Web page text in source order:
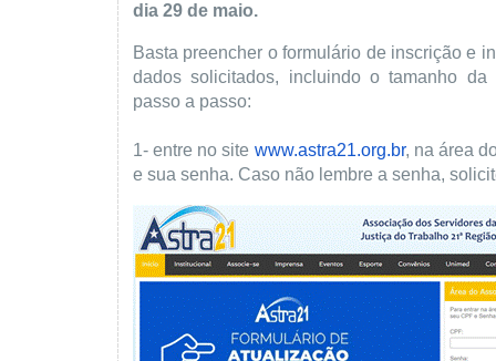
dia 29 de maio.
Basta preencher o formulário de inscrição e
dados solicitados, incluindo o tamanho
passo a passo:
1- entre no site www.astra21.org.br, na área
e sua senha. Caso não lembre a senha,